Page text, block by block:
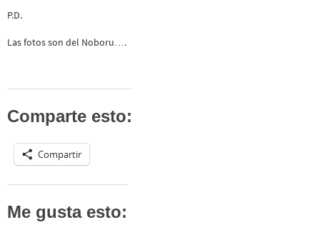
P.D.
Las fotos son del Noboru….
Comparte esto:
Compartir
Me gusta esto: